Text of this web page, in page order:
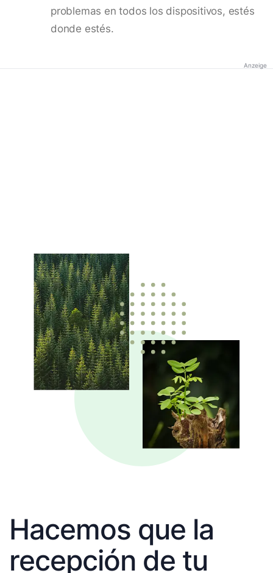
problemas en todos los dispositivos, estés
donde estés.
Anzeige
Hacemos que la
recepción de tu